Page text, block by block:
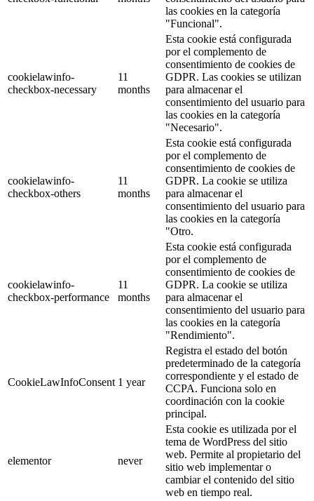
las cookies en la categoría
"Funcional".
cookielawinfo-
checkbox-necessary
11
months
Esta cookie está configurada
por el complemento de
consentimiento de cookies de
GDPR. Las cookies se utilizan
para almacenar el
consentimiento del usuario para
las cookies en la categoría
"Necesario".
cookielawinfo-
checkbox-others
11
months
Esta cookie está configurada
por el complemento de
consentimiento de cookies de
GDPR. La cookie se utiliza
para almacenar el
consentimiento del usuario para
las cookies en la categoría
"Otro.
cookielawinfo-
checkbox-performance
11
months
Esta cookie está configurada
por el complemento de
consentimiento de cookies de
GDPR. La cookie se utiliza
para almacenar el
consentimiento del usuario para
las cookies en la categoría
"Rendimiento".
CookieLawInfoConsent 1 year
Registra el estado del botón
predeterminado de la categoría
correspondiente y el estado de
CCPA. Funciona solo en
coordinación con la cookie
principal.
elementor never
Esta cookie es utilizada por el
tema de WordPress del sitio
web. Permite al propietario del
sitio web implementar o
cambiar el contenido del sitio
web en tiempo real.